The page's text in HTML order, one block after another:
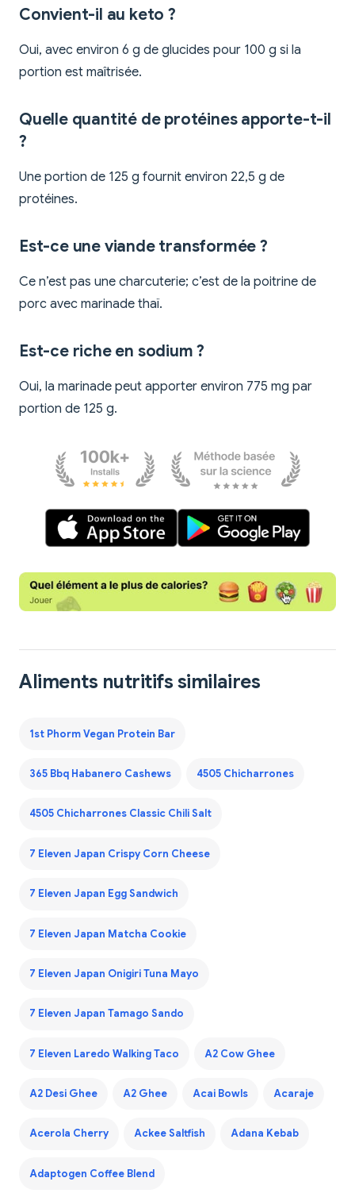
Convient-il au keto ?
Oui, avec environ 6 g de glucides pour 100 g si la
portion est maîtrisée.
Quelle quantité de protéines apporte-t-il
?
Une portion de 125 g fournit environ 22,5 g de
protéines.
Est-ce une viande transformée ?
Ce n’est pas une charcuterie; c’est de la poitrine de
porc avec marinade thaï.
Est-ce riche en sodium ?
Oui, la marinade peut apporter environ 775 mg par
portion de 125 g.
Aliments nutritifs similaires
1st Phorm Vegan Protein Bar
365 Bbq Habanero Cashews 4505 Chicharrones
4505 Chicharrones Classic Chili Salt
7 Eleven Japan Crispy Corn Cheese
7 Eleven Japan Egg Sandwich
7 Eleven Japan Matcha Cookie
7 Eleven Japan Onigiri Tuna Mayo
7 Eleven Japan Tamago Sando
7 Eleven Laredo Walking Taco A2 Cow Ghee
A2 Desi Ghee A2 Ghee Acai Bowls Acaraje
Acerola Cherry Ackee Saltfish Adana Kebab
Adaptogen Coffee Blend